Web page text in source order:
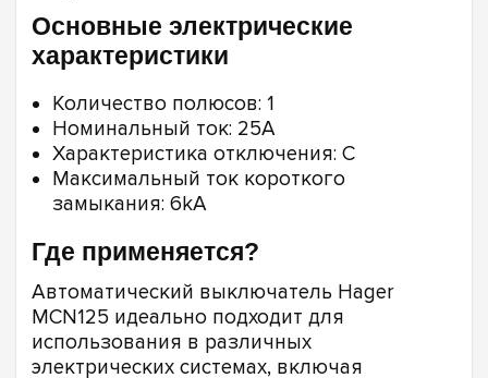
Основные электрические
характеристики
Количество полюсов: 1
Номинальный ток: 25A
Характеристика отключения: C
Максимальный ток короткого
замыкания: 6kA
Где применяется?
Автоматический выключатель Hager
MCN125 идеально подходит для
использования в различных
электрических системах, включая